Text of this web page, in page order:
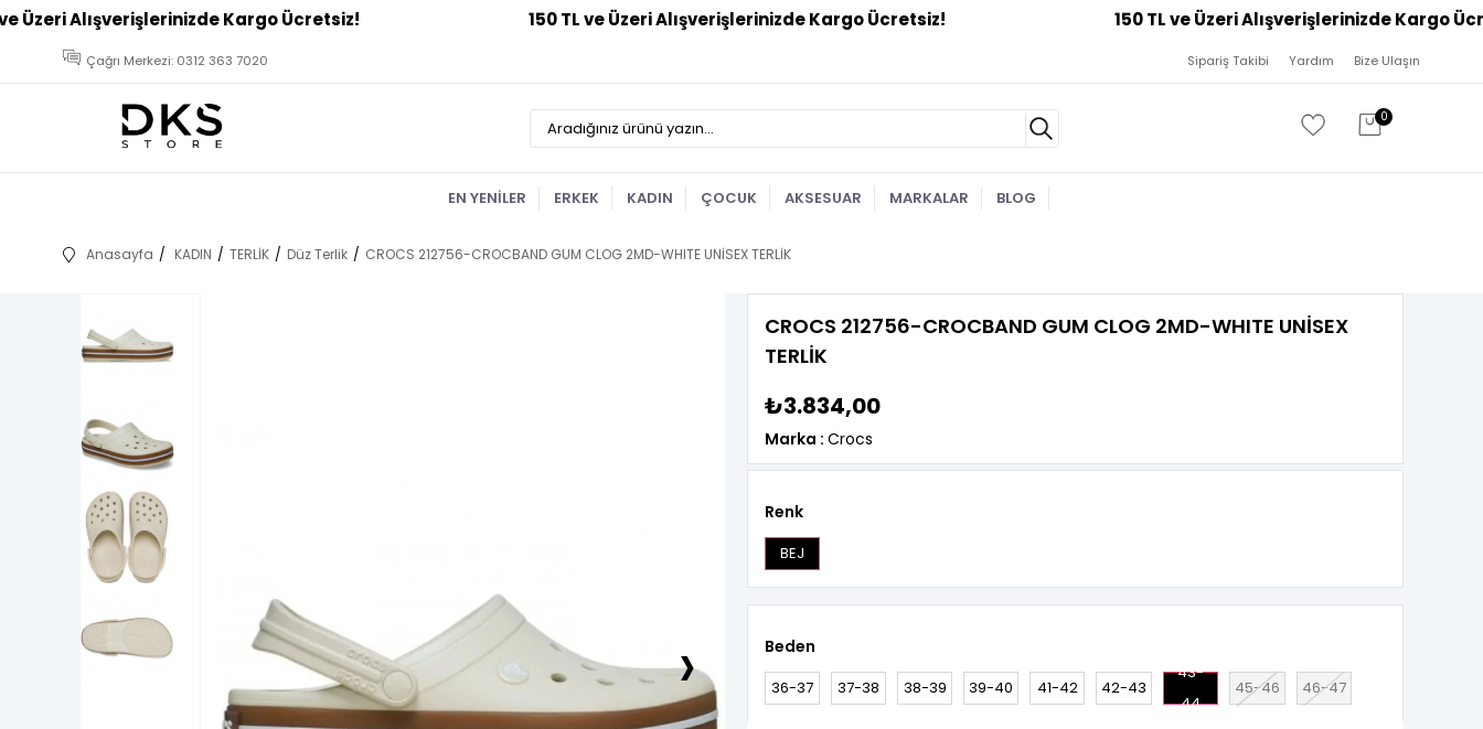
Çağrı Merkezi: 0312 363 7020 Sipariş Takibi Yardım Bize Ulaşın
0
EN YENİLER ERKEK KADIN ÇOCUK AKSESUAR MARKALAR BLOG
Anasayfa KADIN TERLİK Düz Terlik CROCS 212756-CROCBAND GUM CLOG 2MD-WHITE UNİSEX TERLİK
›
CROCS 212756-CROCBAND GUM CLOG 2MD-WHITE UNİSEX
TERLİK
₺3.834,00
Marka : Crocs
Renk
BEJ
Beden
36-37 37-38 38-39 39-40 41-42 42-43
43-
44
45-46 46-47